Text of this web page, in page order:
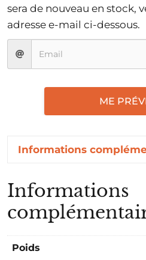
sera de nouveau en stock,
adresse e-mail ci-dessous.
ME
Informations
Informations
Poids